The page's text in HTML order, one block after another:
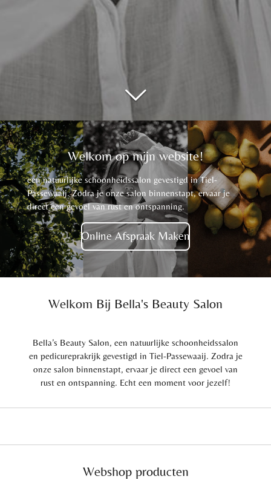
Welkom op mijn website!
een natuurlijke schoonheidssalon gevestigd in Tiel-
Passewaaij. Zodra je onze salon binnenstapt, ervaar je
direct een gevoel van rust en ontspanning.
Online Afspraak Maken
Welkom Bij Bella's Beauty Salon
Bella’s Beauty Salon, een natuurlijke schoonheidssalon
en pedicureprakrijk gevestigd in Tiel-Passewaaij. Zodra je
onze salon binnenstapt, ervaar je direct een gevoel van
rust en ontspanning. Echt een moment voor jezelf!
Webshop producten